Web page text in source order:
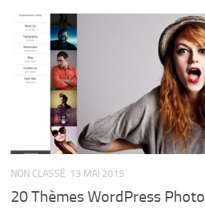
NON CLASSÉ 13 MAI 2015
20 Thèmes WordPress Photo